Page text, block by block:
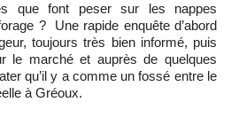
que font peser sur les nappes
? Une rapide enquête d’abord
toujours très bien informé, puis
le marché et auprès de quelques
qu’il y a comme un fossé entre le
à Gréoux.